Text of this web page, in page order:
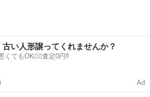
古い人形譲ってくれませんか？
くてもOK🙆‍♀️査定0円‼️
Ad